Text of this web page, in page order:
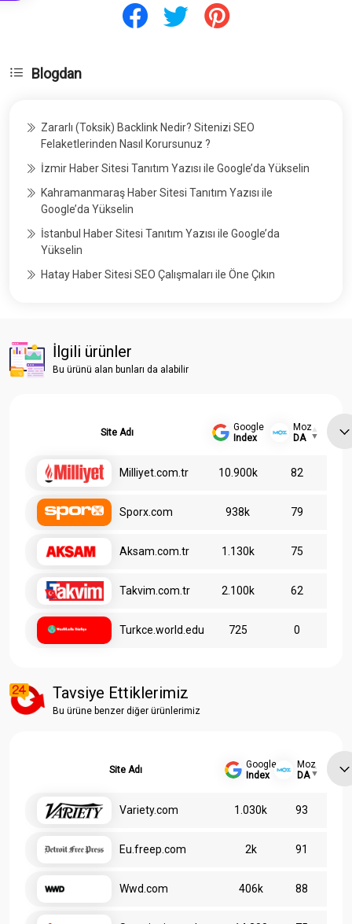
Blogdan
Zararlı (Toksik) Backlink Nedir? Sitenizi SEO
Felaketlerinden Nasıl Korursunuz ?
İzmir Haber Sitesi Tanıtım Yazısı ile Google’da Yükselin
Kahramanmaraş Haber Sitesi Tanıtım Yazısı ile
Google’da Yükselin
İstanbul Haber Sitesi Tanıtım Yazısı ile Google’da
Yükselin
Hatay Haber Sitesi SEO Çalışmaları ile Öne Çıkın
İlgili ürünler
Bu ürünü alan bunları da alabilir
Site Adı
Google
Index
Moz
DA
Milliyet.com.tr 10.900k 82
Sporx.com 938k 79
Aksam.com.tr 1.130k 75
Takvim.com.tr 2.100k 62
Turkce.world.edu 725 0
Tavsiye Ettiklerimiz
Bu ürüne benzer diğer ürünlerimiz
Site Adı
Google
Index
Moz
DA
Variety.com 1.030k 93
Eu.freep.com 2k 91
Wwd.com 406k 88